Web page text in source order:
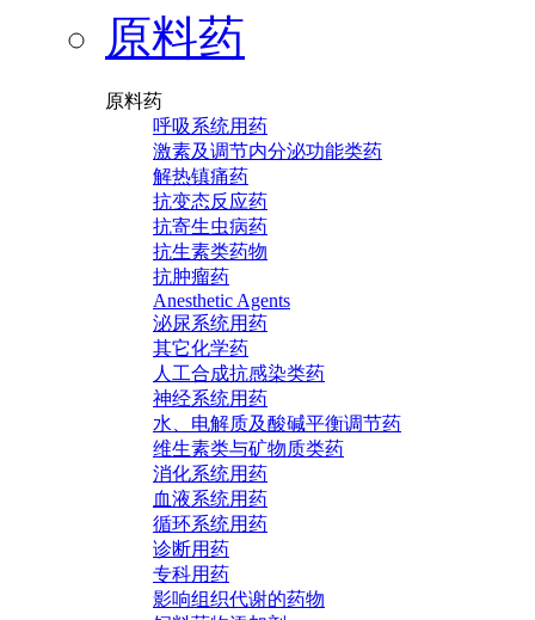
原料药
原料药
呼吸系统用药
激素及调节内分泌功能类药
解热镇痛药
抗变态反应药
抗寄生虫病药
抗生素类药物
抗肿瘤药
Anesthetic Agents
泌尿系统用药
其它化学药
人工合成抗感染类药
神经系统用药
水、电解质及酸碱平衡调节药
维生素类与矿物质类药
消化系统用药
血液系统用药
循环系统用药
诊断用药
专科用药
影响组织代谢的药物